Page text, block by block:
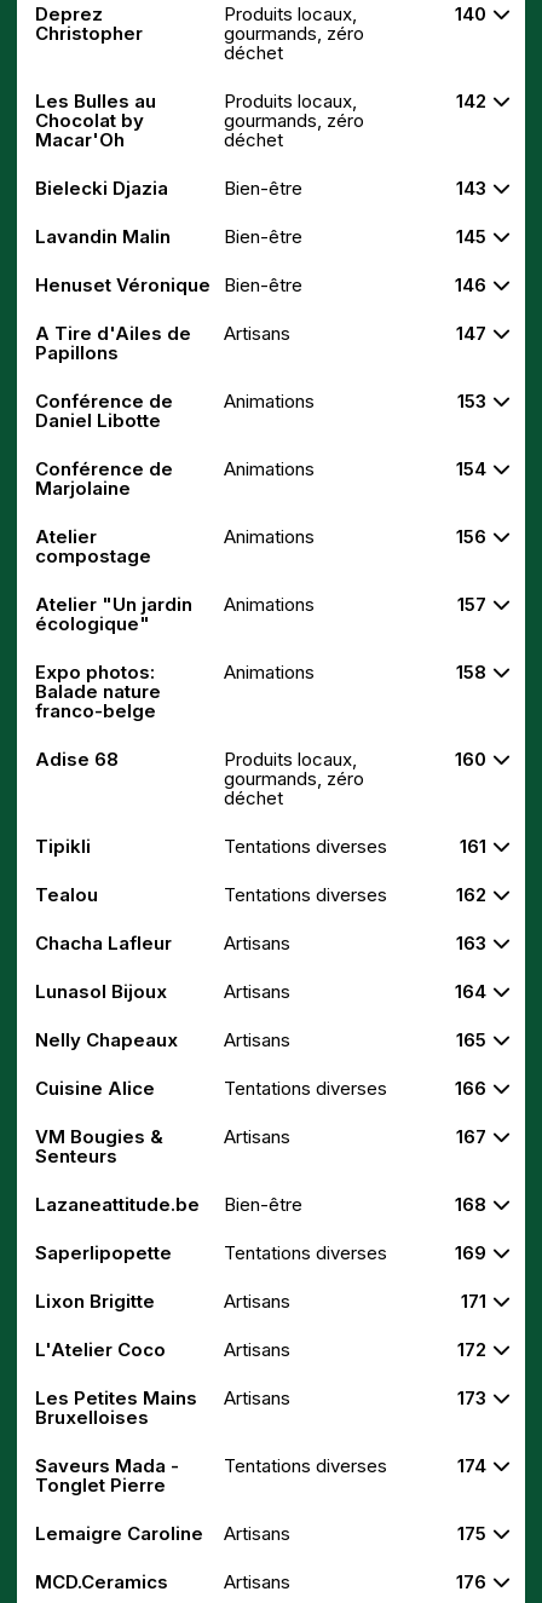
Deprez
Christopher
Produits locaux,
gourmands, zéro
déchet
140
Les Bulles au
Chocolat by
Macar'Oh
Produits locaux,
gourmands, zéro
déchet
142
Bielecki Djazia Bien-être 143
Lavandin Malin Bien-être 145
Henuset Véronique Bien-être 146
A Tire d'Ailes de
Papillons
Artisans 147
Conférence de
Daniel Libotte
Animations 153
Conférence de
Marjolaine
Animations 154
Atelier
compostage
Animations 156
Atelier "Un jardin
écologique"
Animations 157
Expo photos:
Balade nature
franco-belge
Animations 158
Adise 68
Produits locaux,
gourmands, zéro
déchet
160
Tipikli Tentations diverses 161
Tealou Tentations diverses 162
Chacha Lafleur Artisans 163
Lunasol Bijoux Artisans 164
Nelly Chapeaux Artisans 165
Cuisine Alice Tentations diverses 166
VM Bougies &
Senteurs
Artisans 167
Lazaneattitude.be Bien-être 168
Saperlipopette Tentations diverses 169
Lixon Brigitte Artisans 171
L'Atelier Coco Artisans 172
Les Petites Mains
Bruxelloises
Artisans 173
Saveurs Mada -
Tonglet Pierre
Tentations diverses 174
Lemaigre Caroline Artisans 175
MCD.Ceramics Artisans 176